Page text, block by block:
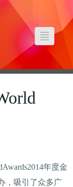
年度金
，吸引了众多广